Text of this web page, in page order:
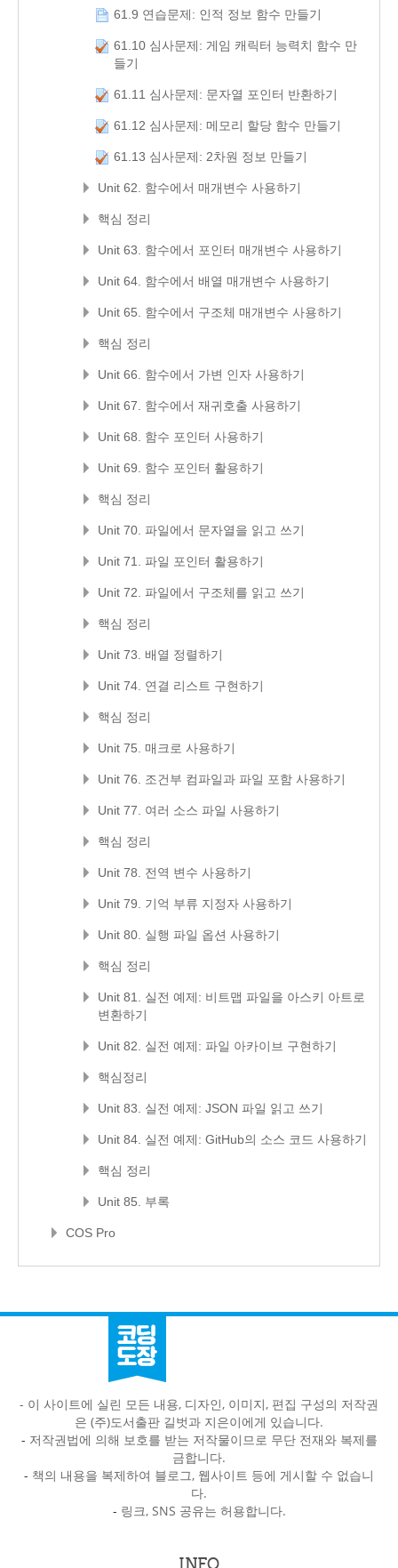
61.9 연습문제: 인적 정보 함수 만들기
61.10 심사문제: 게임 캐릭터 능력치 함수 만
들기
61.11 심사문제: 문자열 포인터 반환하기
61.12 심사문제: 메모리 할당 함수 만들기
61.13 심사문제: 2차원 정보 만들기
Unit 62. 함수에서 매개변수 사용하기
핵심 정리
Unit 63. 함수에서 포인터 매개변수 사용하기
Unit 64. 함수에서 배열 매개변수 사용하기
Unit 65. 함수에서 구조체 매개변수 사용하기
핵심 정리
Unit 66. 함수에서 가변 인자 사용하기
Unit 67. 함수에서 재귀호출 사용하기
Unit 68. 함수 포인터 사용하기
Unit 69. 함수 포인터 활용하기
핵심 정리
Unit 70. 파일에서 문자열을 읽고 쓰기
Unit 71. 파일 포인터 활용하기
Unit 72. 파일에서 구조체를 읽고 쓰기
핵심 정리
Unit 73. 배열 정렬하기
Unit 74. 연결 리스트 구현하기
핵심 정리
Unit 75. 매크로 사용하기
Unit 76. 조건부 컴파일과 파일 포함 사용하기
Unit 77. 여러 소스 파일 사용하기
핵심 정리
Unit 78. 전역 변수 사용하기
Unit 79. 기억 부류 지정자 사용하기
Unit 80. 실행 파일 옵션 사용하기
핵심 정리
Unit 81. 실전 예제: 비트맵 파일을 아스키 아트로
변환하기
Unit 82. 실전 예제: 파일 아카이브 구현하기
핵심정리
Unit 83. 실전 예제: JSON 파일 읽고 쓰기
Unit 84. 실전 예제: GitHub의 소스 코드 사용하기
핵심 정리
Unit 85. 부록
COS Pro
- 이 사이트에 실린 모든 내용, 디자인, 이미지, 편집 구성의 저작권
은 (주)도서출판 길벗과 지은이에게 있습니다.
- 저작권법에 의해 보호를 받는 저작물이므로 무단 전재와 복제를
금합니다.
- 책의 내용을 복제하여 블로그, 웹사이트 등에 게시할 수 없습니
다.
- 링크, SNS 공유는 허용합니다.
INFO